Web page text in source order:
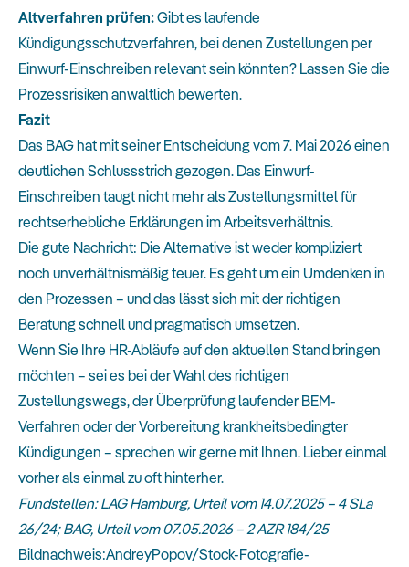
Altverfahren prüfen:Gibt es laufende
Kündigungsschutzverfahren, bei denen Zustellungen per
Einwurf-Einschreiben relevant sein könnten? Lassen Sie die
Prozessrisiken anwaltlich bewerten.
Fazit
Das BAG hat mit seiner Entscheidung vom 7. Mai 2026 einen
deutlichen Schlussstrich gezogen. Das Einwurf-
Einschreiben taugt nicht mehr als Zustellungsmittel für
rechtserhebliche Erklärungen im Arbeitsverhältnis.
Die gute Nachricht: Die Alternative ist weder kompliziert
noch unverhältnismäßig teuer. Es geht um ein Umdenken in
den Prozessen – und das lässt sich mit der richtigen
Beratung schnell und pragmatisch umsetzen.
Wenn Sie Ihre HR-Abläufe auf den aktuellen Stand bringen
möchten – sei es bei der Wahl des richtigen
Zustellungswegs, der Überprüfung laufender BEM-
Verfahren oder der Vorbereitung krankheitsbedingter
Kündigungen – sprechen wir gerne mit Ihnen. Lieber einmal
vorher als einmal zu oft hinterher.
Fundstellen: LAG Hamburg, Urteil vom 14.07.2025 – 4 SLa
26/24; BAG, Urteil vom 07.05.2026 – 2 AZR 184/25
Bildnachweis:AndreyPopov/Stock-Fotografie-